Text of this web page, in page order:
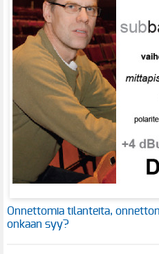
Onnettomia tilanteita,
onkaan syy?